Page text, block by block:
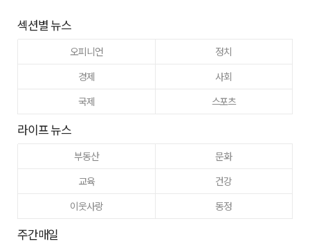
섹션별 뉴스
오피니언
정치
경제
사회
국제
스포츠
라이프 뉴스
부동산
문화
교육
건강
이웃사랑
동정
주간매일